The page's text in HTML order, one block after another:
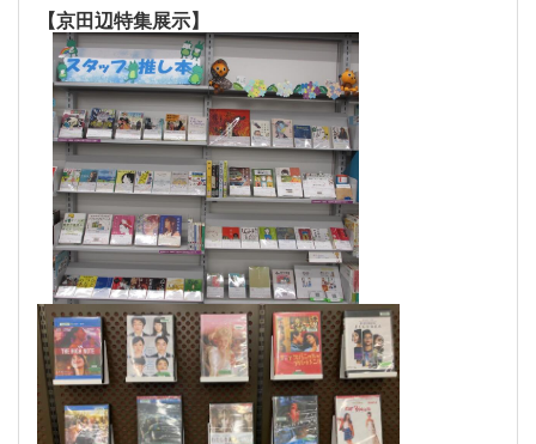
【京田辺特集展示】